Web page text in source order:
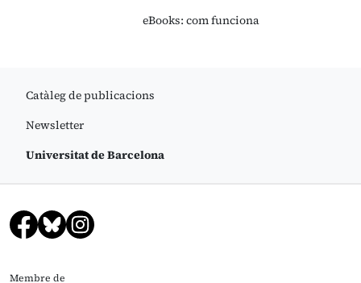
eBooks: com funciona
Catàleg de publicacions
Newsletter
Universitat de Barcelona
Membre de